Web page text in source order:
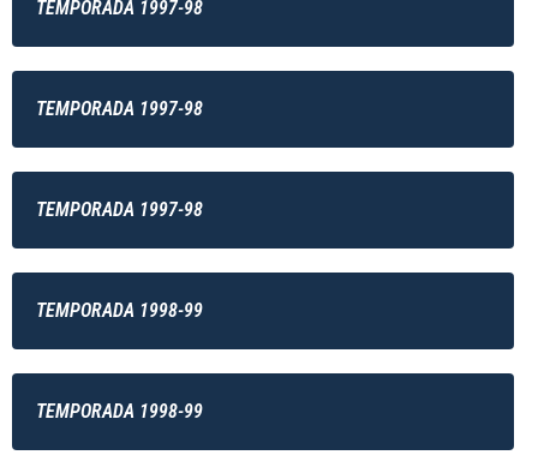
TEMPORADA 1997-98
TEMPORADA 1997-98
TEMPORADA 1997-98
TEMPORADA 1998-99
TEMPORADA 1998-99